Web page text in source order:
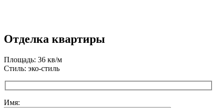
Отделка квартиры
Площадь: 36 кв/м
Стиль: эко-стиль
Имя: